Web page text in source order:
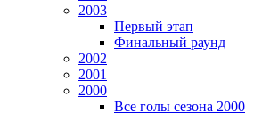
2003
Первый этап
Финальный раунд
2002
2001
2000
Все голы сезона 2000